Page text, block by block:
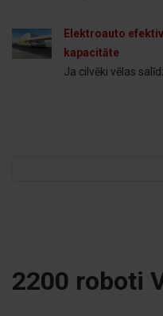
2200 roboti
Elektroauto
kapacitāte
Ja cilvēki vēlas